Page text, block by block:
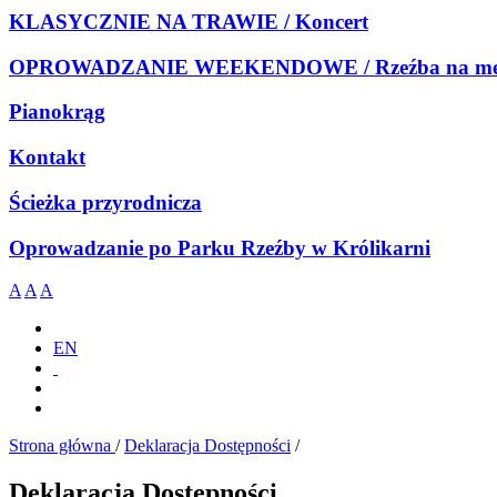
KLASYCZNIE NA TRAWIE / Koncert
OPROWADZANIE WEEKENDOWE / Rzeźba na
Pianokrąg
Kontakt
Ścieżka przyrodnicza
Oprowadzanie po Parku Rzeźby w Królikarni
A A A
EN
Strona główna / Deklaracja Dostępności /